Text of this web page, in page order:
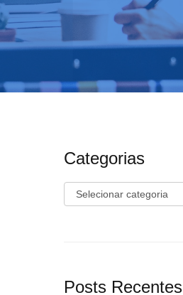
Categorias
Categorias
Posts Recentes